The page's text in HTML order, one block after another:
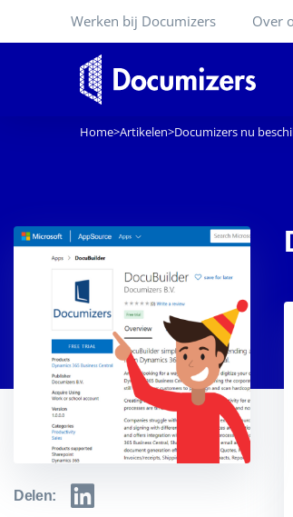
Werken bij Documizers Over
Home>Artikelen>Documizers nu
Delen: